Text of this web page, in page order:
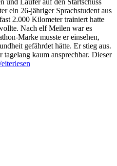
und Läufer auf den Startschuss
ein 26-jähriger Sprachstudent aus
2.000 Kilometer trainiert hatte
Nach elf Meilen war es
Marke musste er einsehen,
gefährdet hätte. Er stieg aus.
kaum ansprechbar. Dieser